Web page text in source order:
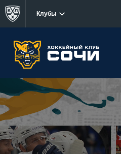
Клубы